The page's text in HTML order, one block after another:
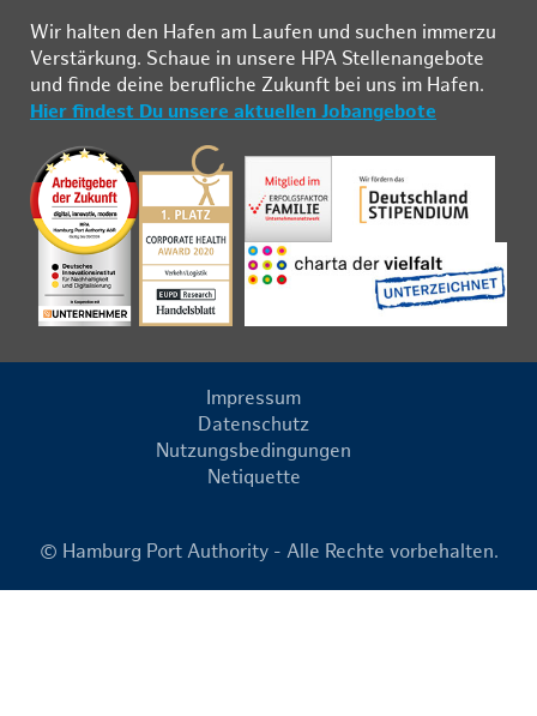
Wir hal­ten den Ha­fen am Lau­fen und su­chen im­mer­zu
Ver­stär­kung. Schau­e in un­se­re HPA Stel­len­an­ge­bo­te
und fin­de deine be­ruf­li­che Zu­kunft bei uns im Ha­fen.
Hier findest Du unsere aktuellen Jobangebote
Impressum
Datenschutz
Nutzungsbedingungen
Netiquette
© Hamburg Port Authority - Alle Rechte vorbehalten.